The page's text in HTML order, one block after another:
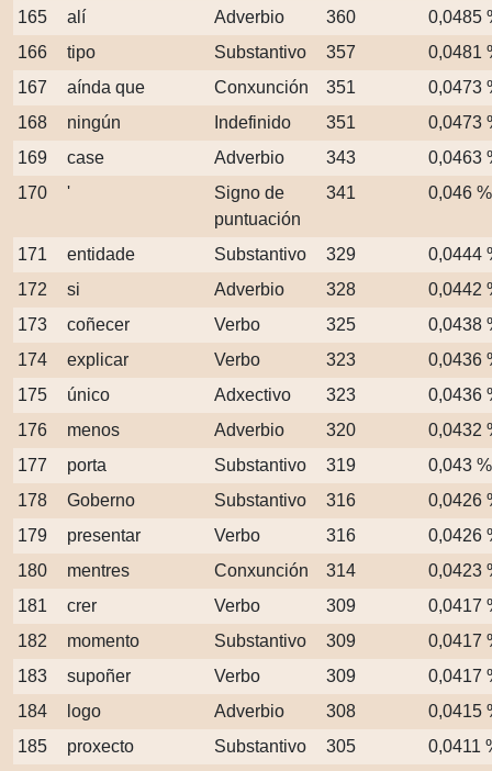
165
alí Adverbio 360
0,0485
166
tipo Substantivo 357
0,0481
167
aínda que Conxunción 351
0,0473
168
ningún Indefinido 351
0,0473
169
case Adverbio 343
0,0463
170
'
Signo de
puntuación
341 0,046 %
171 entidade Substantivo 329
0,0444
172
si Adverbio 328
0,0442
173
coñecer Verbo 325
0,0438
174
explicar Verbo 323
0,0436
175
único Adxectivo 323
0,0436
176
menos Adverbio 320
0,0432
177
porta Substantivo 319
0,043 %
178
Goberno Substantivo 316
0,0426
179
presentar Verbo 316
0,0426
180
mentres Conxunción 314
0,0423
181
crer Verbo 309
0,0417
182
momento Substantivo 309
0,0417
183
supoñer Verbo 309
0,0417
184
logo Adverbio 308
0,0415
185
proxecto Substantivo 305
0,0411